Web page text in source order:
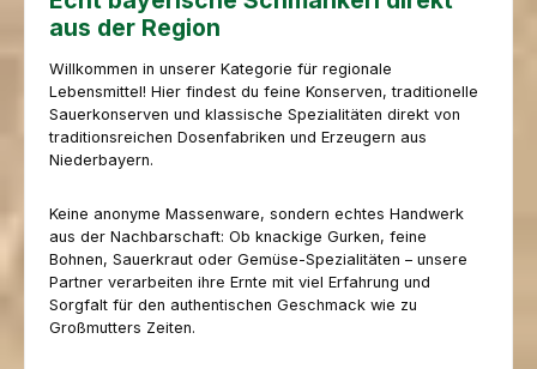
aus der Region
Willkommen in unserer Kategorie für regionale
Lebensmittel! Hier findest du feine Konserven, traditionelle
Sauerkonserven und klassische Spezialitäten direkt von
traditionsreichen Dosenfabriken und Erzeugern aus
Niederbayern.
Keine anonyme Massenware, sondern echtes Handwerk
aus der Nachbarschaft: Ob knackige Gurken, feine
Bohnen, Sauerkraut oder Gemüse-Spezialitäten – unsere
Partner verarbeiten ihre Ernte mit viel Erfahrung und
Sorgfalt für den authentischen Geschmack wie zu
Großmutters Zeiten.